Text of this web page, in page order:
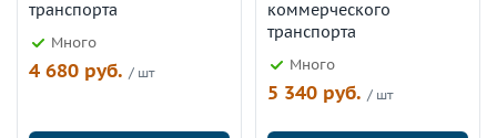
транспорта
Много
4 680 руб. / шт
коммерческого
транспорта
Много
5 340 руб. / шт